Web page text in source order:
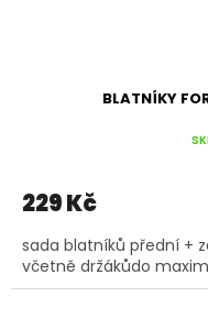
BLATNÍKY
229 Kč
sada blatníků přední +
včetně držákůdo